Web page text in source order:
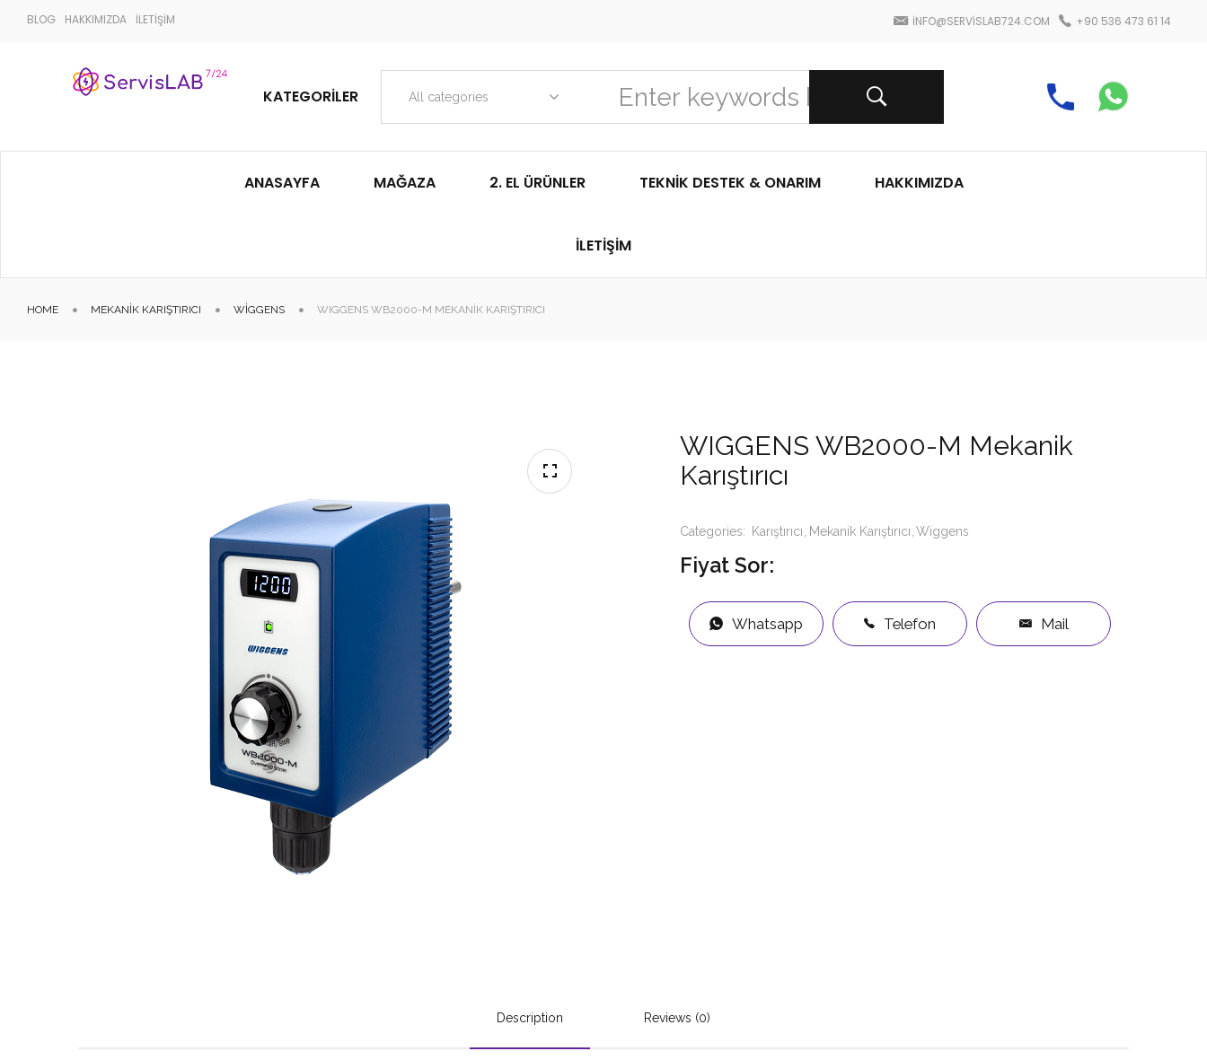
BLOG HAKKIMIZDA İLETİŞİM INFO@SERVISLAB724.COM +90 536 473 61 14
KATEGORILER All categories
ANASAYFA MAĞAZA 2. EL ÜRÜNLER TEKNIK DESTEK & ONARIM HAKKIMIZDA
İLETIŞIM
HOME MEKANIK KARIŞTIRICI WIGGENS WIGGENS WB2000-M MEKANIK KARIŞTIRICI
WIGGENS WB2000-M Mekanik
Karıştırıcı
Categories: Karıştırıcı Mekanik Karıştırıcı Wiggens
Fiyat Sor:
Whatsapp Telefon Mail
Description Reviews (0)